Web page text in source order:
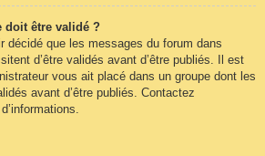
doit être validé ?
décidé que les messages du forum dans
d’être validés avant d’être publiés. Il est
vous ait placé dans un groupe dont les
avant d’être publiés. Contactez